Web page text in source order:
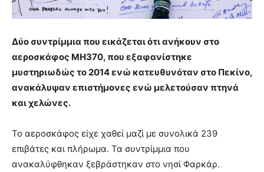
Δύο συντρίμμια που εικάζεται ότι ανήκουν στο
αεροσκάφος MH370, που εξαφανίστηκε
μυστηριωδώς το 2014 ενώ κατευθυνόταν στο Πεκίνο,
ανακάλυψαν επιστήμονες ενώ μελετούσαν πτηνά
και χελώνες.
Το αεροσκάφος είχε χαθεί μαζί με συνολικά 239
επιβάτες και πλήρωμα. Τα συντρίμμια που
ανακαλύφθηκαν ξεβράστηκαν στο νησί Φαρκάρ.